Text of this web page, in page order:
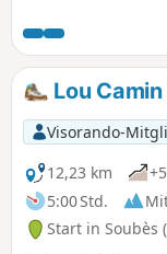
mit Hunden
Informationen.
Lou
Visorando-
12,23 km
5:00 Std.
Start in Soubès